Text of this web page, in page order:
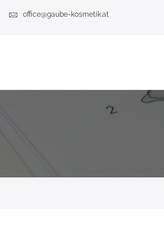
office@gaube-kosmetik.at